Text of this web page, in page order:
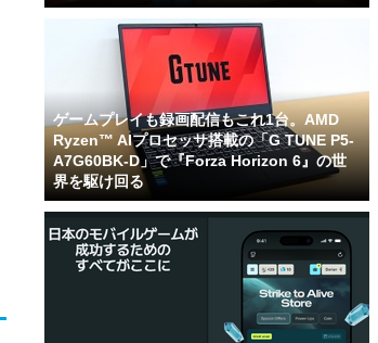
ゲームプレイも録画配信もこれ1台。AMD
Ryzen™ AIプロセッサ搭載の「G TUNE P5-
A7G60BK-D」で『Forza Horizon 6』の世
界を駆け回る